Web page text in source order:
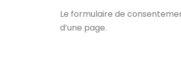
Le formulaire de
d’une page.